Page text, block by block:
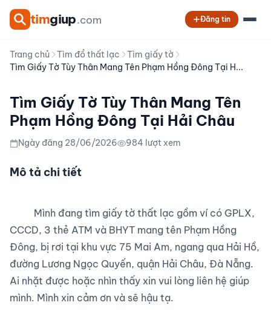
timgiup.com Đăng tin
Trang chủ Tìm đồ thất lạc
Tìm giấy tờ
Tìm Giấy Tờ Tùy Thân Mang Tên Phạm Hồng Đông Tại H...
Tìm Giấy Tờ Tùy Thân Mang Tên
Phạm Hồng Đông Tại Hải Châu
Ngày đăng 28/06/2026 984 lượt xem
Mô tả chi tiết
CCCD, 3 thẻ ATM và BHYT mang tên Phạm Hồng
Đông, bị rơi tại khu vực 75 Mai Am, ngang qua Hải Hồ,
đường Lương Ngọc Quyến, quận Hải Châu, Đà Nẵng.
Ai nhặt được hoặc nhìn thấy xin vui lòng liên hệ giúp
mình. Mình xin cảm ơn và sẽ hậu tạ.